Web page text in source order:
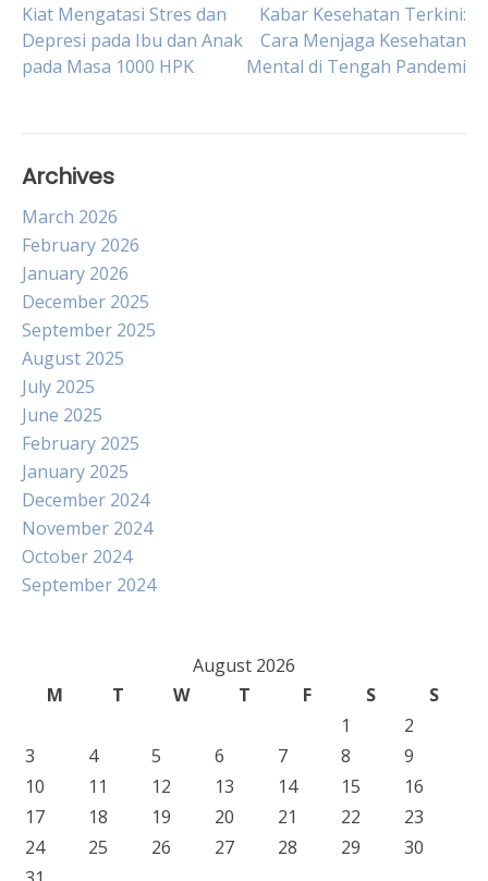
Post
navigation
Kiat Mengatasi Stres dan
Depresi pada Ibu dan Anak
pada Masa 1000 HPK
Kabar Kesehatan Terkini:
Cara Menjaga Kesehatan
Mental di Tengah Pandemi
Archives
March 2026
February 2026
January 2026
December 2025
September 2025
August 2025
July 2025
June 2025
February 2025
January 2025
December 2024
November 2024
October 2024
September 2024
August 2026
M
T W T F S
S
1
2
3
4 5 6 7 8
9
10
11 12 13 14 15
16
17
18 19 20 21 22
23
24
25 26 27 28 29
30